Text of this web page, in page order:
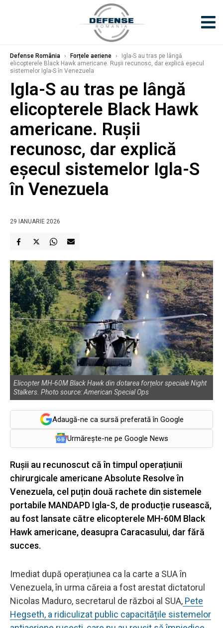
Defense România › Forțele aeriene ›
Igla-S au tras pe lângă
elicopterele Black Hawk americane. Rușii recunosc, dar explică eșecul
sistemelor Igla-S în Venezuela
Igla-S au tras pe lângă
elicopterele Black Hawk
americane. Rușii
recunosc, dar explică
eșecul sistemelor Igla-S
în Venezuela
29 IANUARIE 2026
Elicopter MH-60M Black Hawk din dotarea forțelor speciale Night
Stalkers. Photo source: American Special Ops
Adaugă-ne ca sursă preferată în Google
Urmărește-ne pe Google News
Rușii au recunoscut că în timpul operațiunii
chirurgicale americane Absolute Resolve în
Venezuela, cel puțin două rachete din sistemele
portabile MANDAPD Igla-S, de producție rusească,
au fost lansate către elicopterele MH-60M Black
Hawk americane, deasupra Caracasului, dar fără
succes.
Imediat după operațiunea ca la carte a SUA în
Venezuela, în urma căreia a fost arestat dictatorul
Nicolas Maduro, secretarul de război al SUA, Pete
Hegseth, a ridiculizat public capacitățile sistemelor